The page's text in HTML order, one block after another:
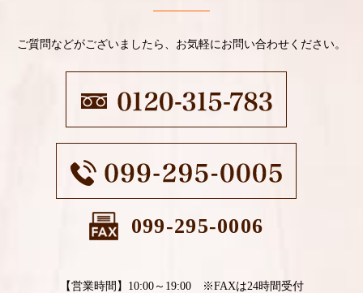
ご質問などがございましたら、お気軽にお問い合わせください。
099-295-0006
【営業時間】10:00～19:00 ※FAXは24時間受付